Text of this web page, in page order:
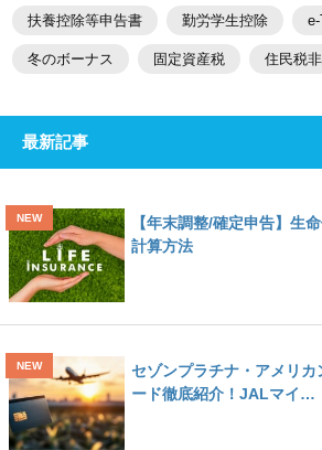
扶養控除等申告書 勤労学生控除
冬のボーナス 固定資産税 住民税
最新記事
【年末調整/確定申告】生
計算方法
セゾンプラチナ・アメリ
ード徹底紹介！JALマイ…